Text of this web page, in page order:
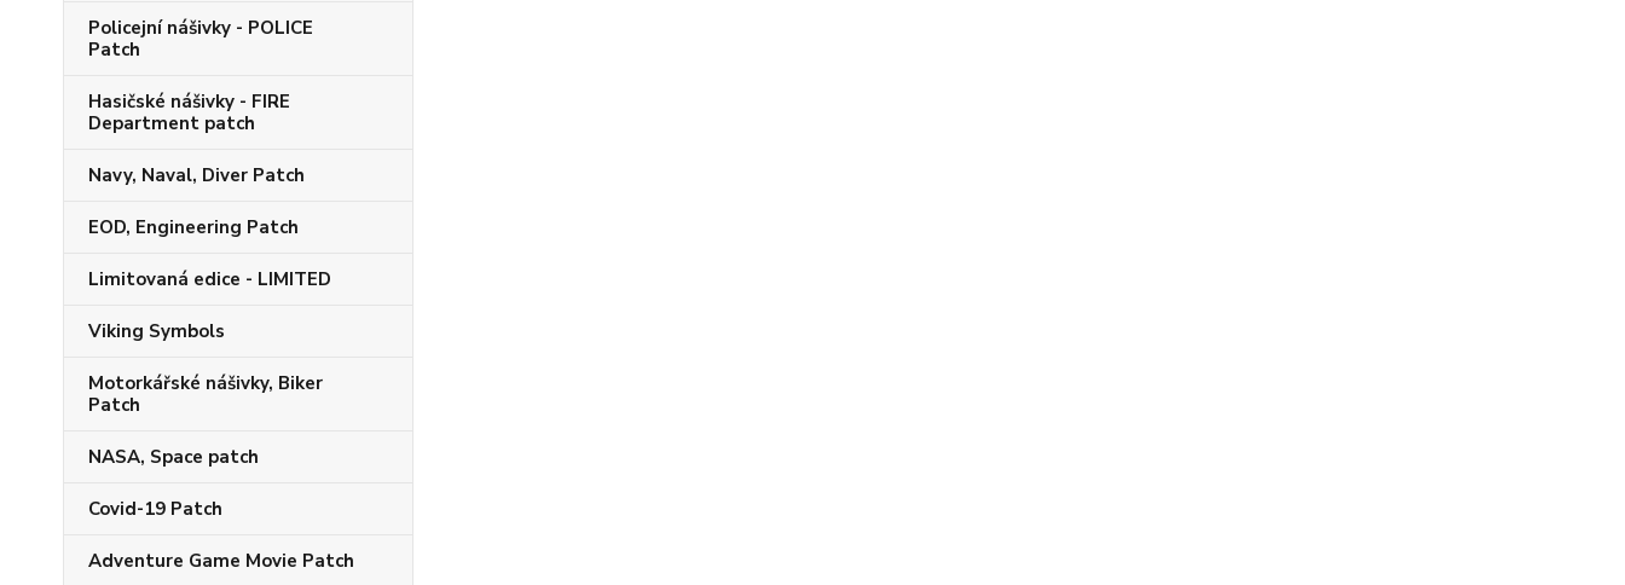
Policejní nášivky - POLICE
Patch
Hasičské nášivky - FIRE
Department patch
Navy, Naval, Diver Patch
EOD, Engineering Patch
Limitovaná edice - LIMITED
Viking Symbols
Motorkářské nášivky, Biker
Patch
NASA, Space patch
Covid-19 Patch
Adventure Game Movie Patch